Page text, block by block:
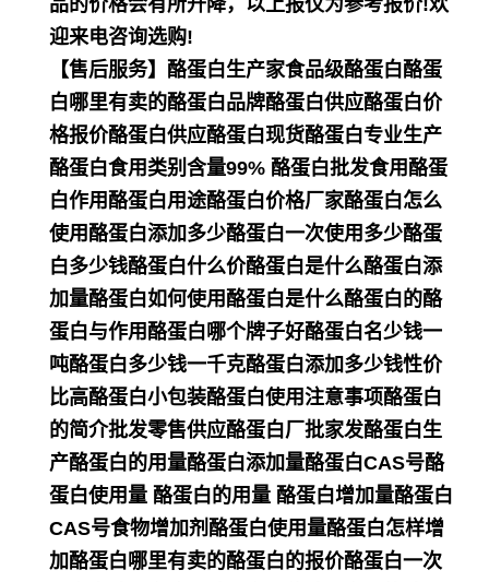
品的价格会有所升降，以上报仅为参考报价!欢
迎来电咨询选购!
【售后服务】酪蛋白生产家食品级酪蛋白酪蛋
白哪里有卖的酪蛋白品牌酪蛋白供应酪蛋白价
格报价酪蛋白供应酪蛋白现货酪蛋白专业生产
酪蛋白食用类别含量99% 酪蛋白批发食用酪蛋
白作用酪蛋白用途酪蛋白价格厂家酪蛋白怎么
使用酪蛋白添加多少酪蛋白一次使用多少酪蛋
白多少钱酪蛋白什么价酪蛋白是什么酪蛋白添
加量酪蛋白如何使用酪蛋白是什么酪蛋白的酪
蛋白与作用酪蛋白哪个牌子好酪蛋白名少钱一
吨酪蛋白多少钱一千克酪蛋白添加多少钱性价
比高酪蛋白小包装酪蛋白使用注意事项酪蛋白
的简介批发零售供应酪蛋白厂批家发酪蛋白生
产酪蛋白的用量酪蛋白添加量酪蛋白CAS号酪
蛋白使用量 酪蛋白的用量 酪蛋白增加量酪蛋白
CAS号食物增加剂酪蛋白使用量酪蛋白怎样增
加酪蛋白哪里有卖的酪蛋白的报价酪蛋白一次